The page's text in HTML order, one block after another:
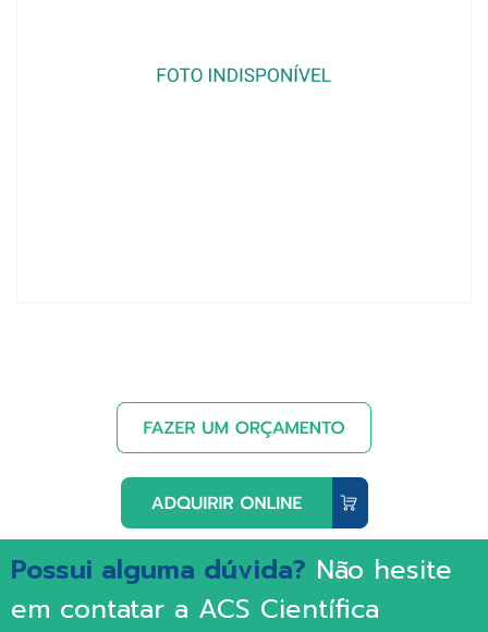
Possui alguma dúvida? Não hesite
em contatar a ACS Científica